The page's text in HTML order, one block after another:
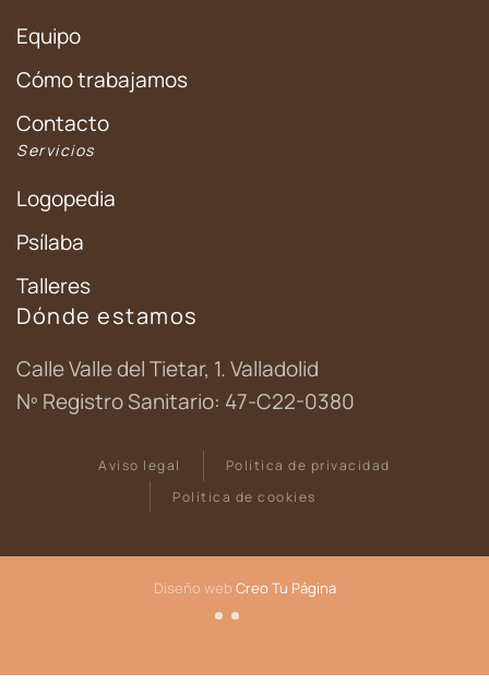
Equipo
Cómo trabajamos
Contacto
Servicios
Logopedia
Psílaba
Talleres
Dónde estamos
Calle Valle del Tietar, 1. Valladolid
Nº Registro Sanitario: 47-C22-0380
Aviso legal
Política de privacidad
Política de cookies
Diseño web Creo Tu Página